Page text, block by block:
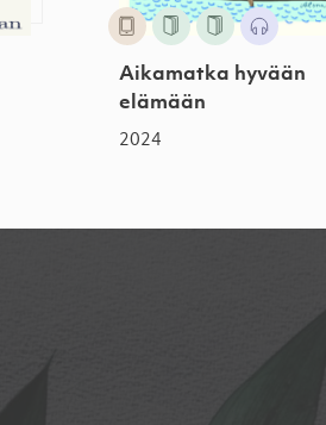
Aikamatka hyvään
elämään
2024